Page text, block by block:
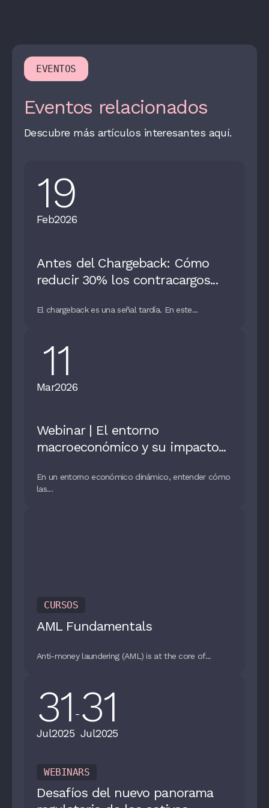
EVENTOS
Eventos relacionados
Descubre más artículos interesantes aquí.
19
Feb2026
Antes del Chargeback: Cómo
reducir 30% los contracargos...
El chargeback es una señal tardía. En este...
11
Mar2026
Webinar | El entorno
macroeconómico y su impacto...
En un entorno económico dinámico, entender cómo
las...
CURSOS
AML Fundamentals
Anti-money laundering (AML) is at the core of...
31
Jul2025
- 31
Jul2025
WEBINARS
Desafíos del nuevo panorama